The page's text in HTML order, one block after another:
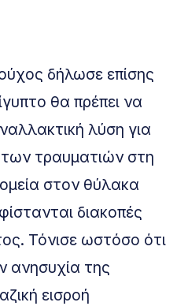
δήλωσε επίσης
θα πρέπει να
λύση για
των τραυματιών στη
στον θύλακα
διακοπές
Τόνισε ωστόσο ότι
ανησυχία της
εισροή